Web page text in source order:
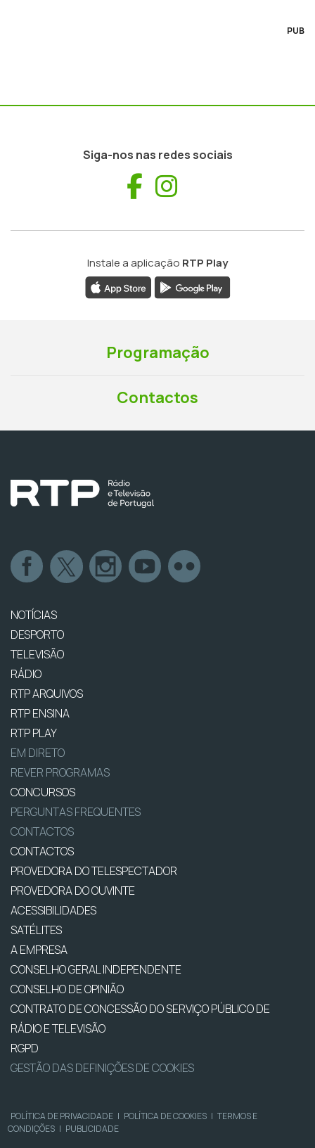
PUB
Siga-nos nas redes sociais
Facebook
Instale a aplicação RTP Play
Programação
Contactos
NOTÍCIAS
DESPORTO
TELEVISÃO
RÁDIO
RTP ARQUIVOS
RTP ENSINA
RTP PLAY
EM DIRETO
REVER PROGRAMAS
CONCURSOS
PERGUNTAS FREQUENTES
CONTACTOS
CONTACTOS
PROVEDORA DO TELESPECTADOR
PROVEDORA DO OUVINTE
ACESSIBILIDADES
SATÉLITES
A EMPRESA
CONSELHO GERAL INDEPENDENTE
CONSELHO DE OPINIÃO
CONTRATO DE CONCESSÃO DO SERVIÇO PÚBLICO DE
RÁDIO E TELEVISÃO
RGPD
GESTÃO DAS DEFINIÇÕES DE COOKIES
POLÍTICA DE PRIVACIDADE | POLÍTICA DE COOKIES | TERMOS E
CONDIÇÕES | PUBLICIDADE